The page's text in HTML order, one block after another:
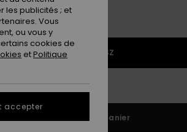
1SZ
le Guide des tailles
Ajouter au panier
les publicités ; et
Vous
ou vous y
cookies de
etPolitique
accepter